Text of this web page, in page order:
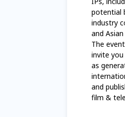
potential
industry
and
The
invite
as
and
film &